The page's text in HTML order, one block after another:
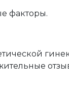
факторы.